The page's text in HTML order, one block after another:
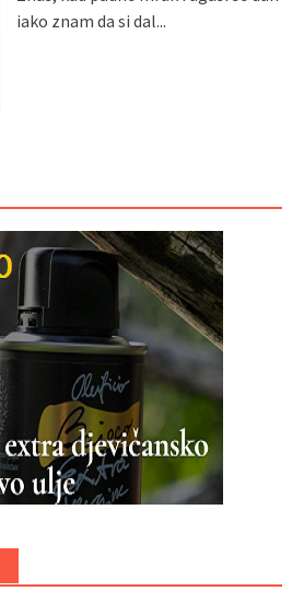
iako znam da si dal...